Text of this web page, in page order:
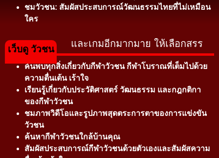
ชมวัวชน: สัมผัสประสบการณ์วัฒนธรรมไทยที่ไม่เหมือน
ใคร
และเกมอีกมากมาย ให้เลือกสรร
ค้นพบทุกสิ่งเกี่ยวกับกีฬาวัวชน กีฬาโบราณที่เต็มไปด้วย
ความตื่นเต้น เร้าใจ
เรียนรู้เกี่ยวกับประวัติศาสตร์ วัฒนธรรม และกฎกติกา
ของกีฬาวัวชน
ชมภาพวิดีโอและรูปภาพสุดตระการตาของการแข่งขัน
วัวชน
ค้นหากีฬาวัวชนใกล้บ้านคุณ
สัมผัสประสบการณ์กีฬาวัวชนด้วยตัวเองและสัมผัสความ
เว็บดู วัวชน